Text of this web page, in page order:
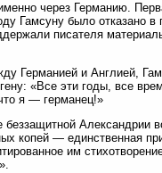
через Германию.
Гамсуну было отказано
писателя
Германией и Англией,
«Все эти годы, все
я — германец!»
Александрии
копей — единственная
им